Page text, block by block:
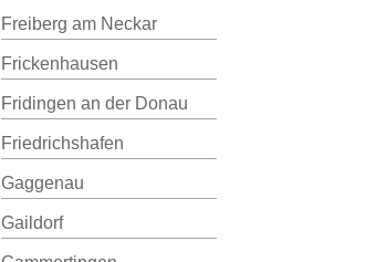
Freiberg am Neckar
Frickenhausen
Fridingen an der Donau
Friedrichshafen
Gaggenau
Gaildorf